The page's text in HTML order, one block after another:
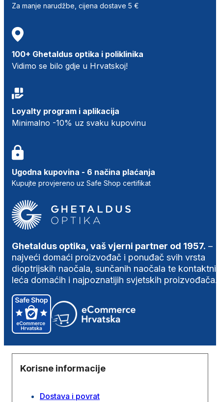
Za manje narudžbe, cijena dostave 5 €
100+ Ghetaldus optika i poliklinika
Vidimo se bilo gdje u Hrvatskoj!
Loyalty program i aplikacija
Minimalno -10% uz svaku kupovinu
Ugodna kupovina - 6 načina plaćanja
Kupujte provjereno uz Safe Shop certifikat
Ghetaldus optika, vaš vjerni partner od 1957. –
najveći domaći proizvođač i ponuđač svih vrsta
dioptrijskih naočala, sunčanih naočala te
leća domaćih i najpoznatijih svjetskih proizvođača.
Korisne informacije
Dostava i povrat